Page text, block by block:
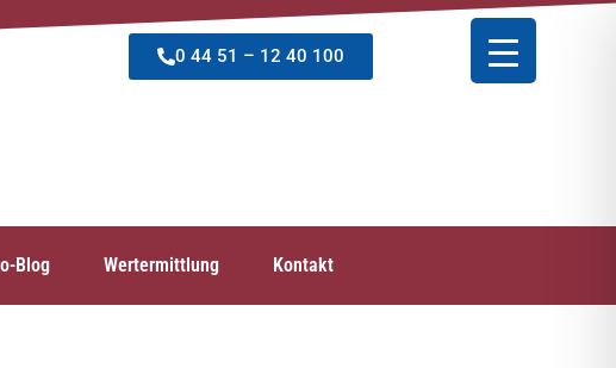
0 44 51 – 12 40 100
Blog Wertermittlung Kontakt